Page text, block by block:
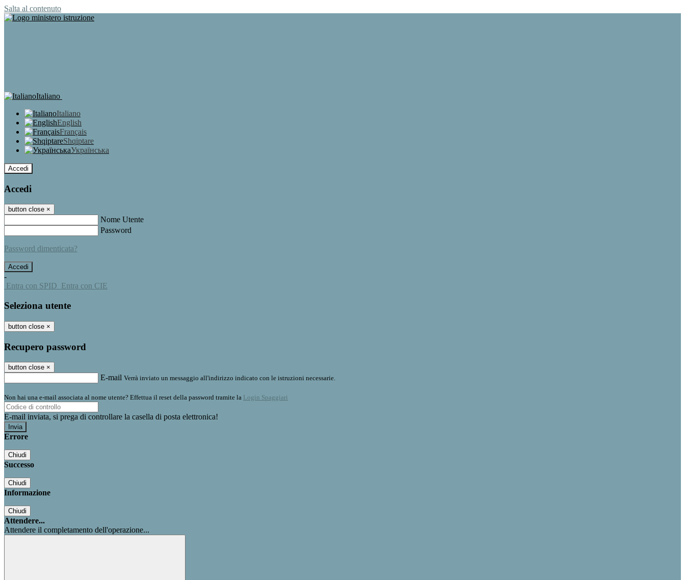
Salta al contenuto
Italiano
Italiano
English
Français
Shqiptare
Українська
Accedi
Accedi
button close ×
Nome Utente
Password
Password dimenticata?
-
Entra con SPID Entra con CIE
Seleziona utente
button close ×
Recupero password
button close ×
E-mail Verrà inviato un messaggio all'indirizzo indicato con le istruzioni necessarie.
Non hai una e-mail associata al nome utente? Effettua il reset della password tramite la Login Spaggiari
E-mail inviata, si prega di controllare la casella di posta elettronica!
Errore
Chiudi
Successo
Chiudi
Informazione
Chiudi
Attendere...
Attendere il completamento dell'operazione...